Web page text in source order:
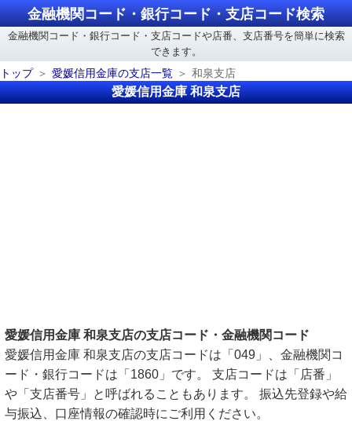
金融機関コード・銀行コード・支店コード検索
金融機関コード・銀行コード・支店コードや店番、支店番号を簡単に検索
できます。
トップ
愛媛信用金庫の支店一覧 和泉支店
愛媛信用金庫 和泉支店
愛媛信用金庫 和泉支店の支店コード・金融機関コード
愛媛信用金庫 和泉支店の支店コードは「049」、金融機関コ
ード・銀行コードは「1860」です。 支店コードは「店番」
や「支店番号」と呼ばれることもあります。 振込先登録や給
与振込、口座情報の確認時にご利用ください。